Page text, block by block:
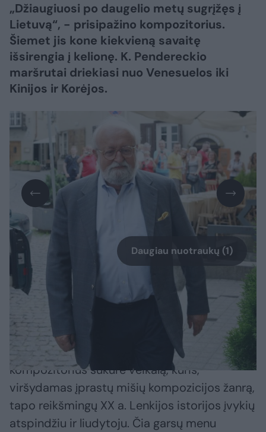
„Džiaugiuosi po daugelio metų sugrįžęs į
Lietuvą“, - prisipažino kompozitorius.
Šiemet jis kone kiekvieną savaitę
išsirengia į kelionę. K. Pendereckio
maršrutai driekiasi nuo Venesuelos iki
Kinijos ir Korėjos.
Daugiau nuotraukų (1)
K. Pendereckio „Lenkiškasis requiem“ – viena
iškiliausių praėjusio amžiaus lenkų oratorinių
kompozicijų. Panaudojęs tradicinius
lotyniškus gedulinių mišių tekstus,
kompozitorius sukūrė veikalą, kuris,
viršydamas įprastų mišių kompozicijos žanrą,
tapo reikšmingų XX a. Lenkijos istorijos įvykių
atspindžiu ir liudytoju. Čia garsų menu